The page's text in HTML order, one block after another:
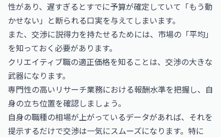
性があり、遅すぎるとすでに予算が確定していて「もう動
かせない」と断られる口実を与えてしまいます。
また、交渉に説得力を持たせるためには、市場の「平均」
を知っておく必要があります。
クリエイティブ職の適正価格を知ることは、交渉の大きな
武器になります。
専門性の高いリサーチ業務における報酬水準を把握し、自
身の立ち位置を確認しましょう。
自身の職種の相場が上がっているデータがあれば、それを
提示するだけで交渉は一気にスムーズになります。特に